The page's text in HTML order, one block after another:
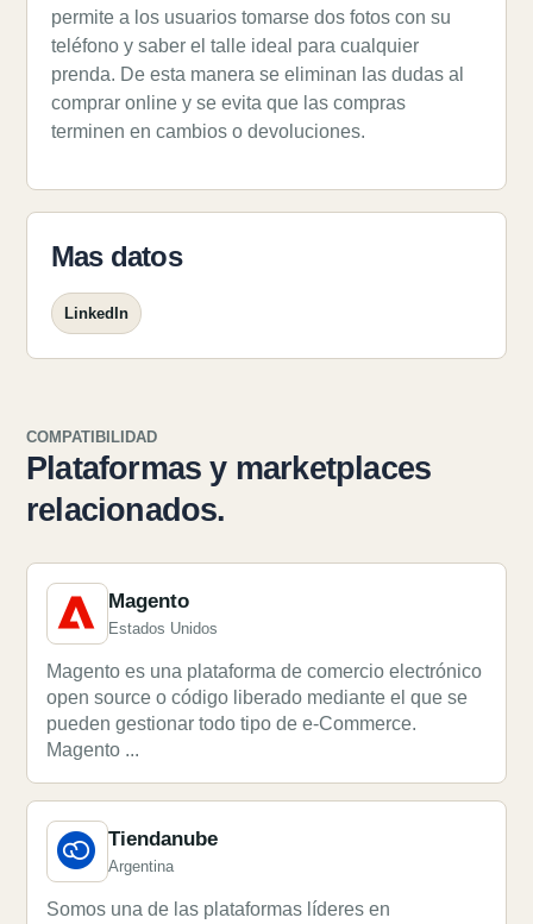
permite a los usuarios tomarse dos fotos con su
teléfono y saber el talle ideal para cualquier
prenda. De esta manera se eliminan las dudas al
comprar online y se evita que las compras
terminen en cambios o devoluciones.
Mas datos
LinkedIn
COMPATIBILIDAD
Plataformas y marketplaces
relacionados.
Magento
Estados Unidos
Magento es una plataforma de comercio electrónico
open source o código liberado mediante el que se
pueden gestionar todo tipo de e-Commerce.
Magento ...
Tiendanube
Argentina
Somos una de las plataformas líderes en